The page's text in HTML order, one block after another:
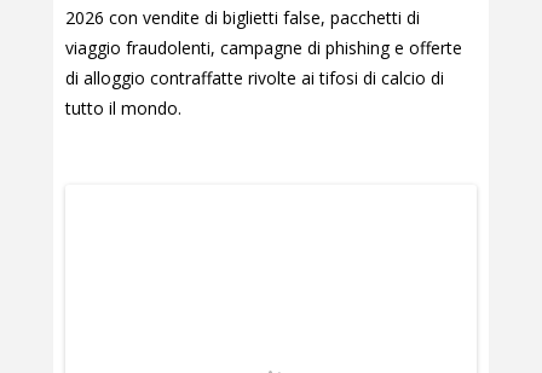
2026 con vendite di biglietti false, pacchetti di
viaggio fraudolenti, campagne di phishing e offerte
di alloggio contraffatte rivolte ai tifosi di calcio di
tutto il mondo.